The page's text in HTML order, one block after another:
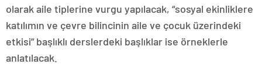
olarak aile tiplerine vurgu yapılacak, “sosyal ekinliklere
katılımın ve çevre bilincinin aile ve çocuk üzerindeki
etkisi” başlıklı derslerdeki başlıklar ise örneklerle
anlatılacak.